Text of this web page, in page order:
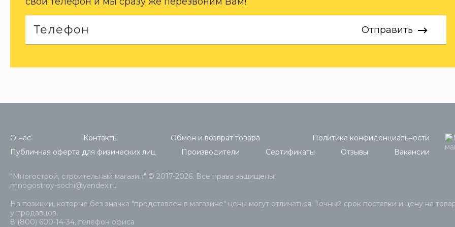
Отправить
О нас Контакты Обмен и возврат товара
Политика конфиденциальности
Публичная оферта для физических лиц
Производители Сертификаты Отзывы Вакансии
"Многострой, строительный магазин" © 2017-2026. Все права защищены.
mnogostroy-sochi@yandex.ru
На позиции, которые без значка "представлен в магазине" цены могут отличаться. Точный срок поставки и цену на
у продавцов.
8 (800) 600-14-34, телефон офиса